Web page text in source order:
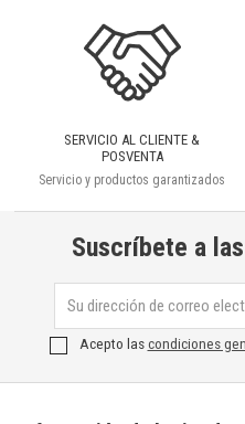
SERVICIO AL CLIENTE &
POSVENTA
Servicio y productos garantizados
Suscríbete a
Acepto lascondiciones